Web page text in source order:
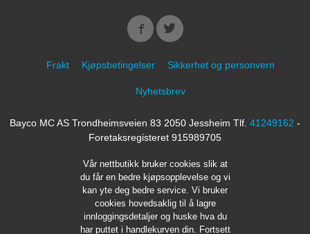
Frakt Kjøpsbetingelser Sikkerhet og personvern
Nyhetsbrev
Bayco MC AS Trondheimsveien 83 2050 Jessheim Tlf. 41249162 -
Foretaksregisteret 915989705
Vår nettbutikk bruker cookies slik at
du får en bedre kjøpsopplevelse og vi
kan yte deg bedre service. Vi bruker
cookies hovedsaklig til å lagre
innloggingsdetaljer og huske hva du
har puttet i handlekurven din. Fortsett